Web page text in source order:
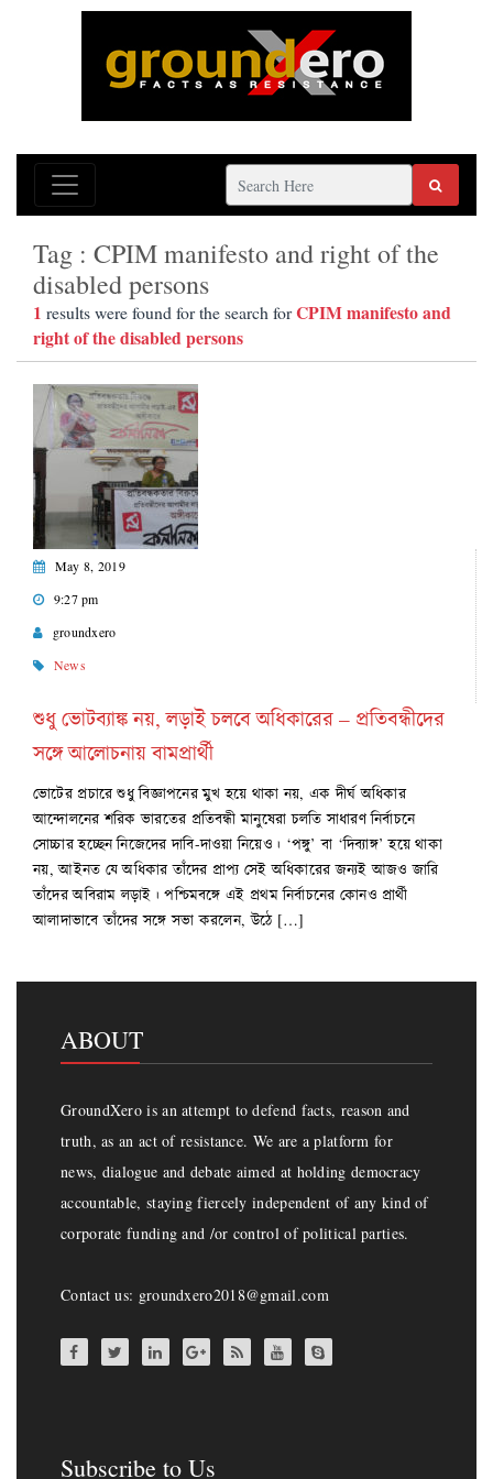
Tag : CPIM manifesto and right of the
disabled persons
1 results were found for the search forCPIM manifesto and
right of the disabled persons
May 8, 2019
9:27 pm
groundxero
News
শুধু ভোটব্যাঙ্ক নয়, লড়াই চলবে অধিকারের – প্রতিবন্ধীদের
সঙ্গে আলোচনায় বামপ্রার্থী
ভোটের প্রচারে শুধু বিজ্ঞাপনের মুখ হয়ে থাকা নয়, এক দীর্ঘ অধিকার
আন্দোলনের শরিক ভারতের প্রতিবন্ধী মানুষেরা চলতি সাধারণ নির্বাচনে
সোচ্চার হচ্ছেন নিজেদের দাবি-দাওয়া নিয়েও। ‘পঙ্গু’ বা ‘দিব্যাঙ্গ’ হয়ে থাকা
নয়, আইনত যে অধিকার তাঁদের প্রাপ্য সেই অধিকারের জন্যই আজও জারি
তাঁদের অবিরাম লড়াই। পশ্চিমবঙ্গে এই প্রথম নির্বাচনের কোনও প্রার্থী
আলাদাভাবে তাঁদের সঙ্গে সভা করলেন, উঠে […]
ABOUT
GroundXero is an attempt to defend facts, reason and
truth, as an act of resistance. We are a platform for
news, dialogue and debate aimed at holding democracy
accountable, staying fiercely independent of any kind of
corporate funding and /or control of political parties.
Contact us: groundxero2018@gmail.com
Subscribe to Us